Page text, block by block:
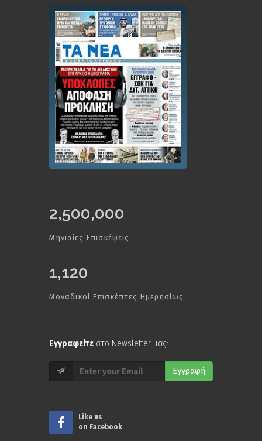
2,500,000
Μηνιαίες Επισκέψεις
1,120
Μοναδικοί Επισκέπτες Ημερησίως
Εγγραφείτε στο Newsletter μας:
Εγγραφή
Like us
on Facebook